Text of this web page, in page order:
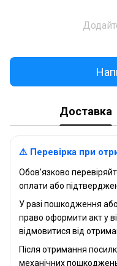
Доставка
⚠️ Перевірка при
Обов’язково
оплати або
У разі пошкодження
право оформити акт у
відмовитися від
Після отримання
механічних